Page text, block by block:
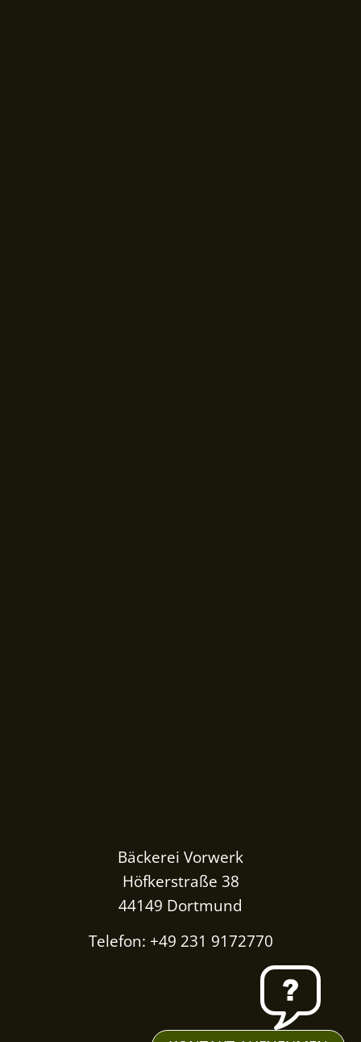
Bäckerei Vorwerk
Höfkerstraße 38
44149 Dortmund
Telefon: +49 231 9172770